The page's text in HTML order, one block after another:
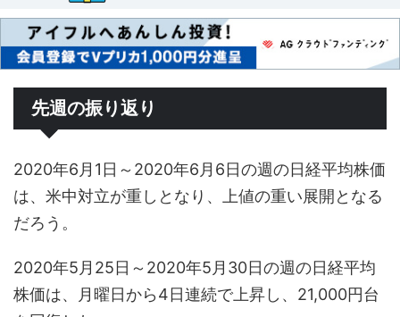
先週の振り返り
2020年6月1日～2020年6月6日の週の日経平均株価
は、米中対立が重しとなり、上値の重い展開となる
だろう。
2020年5月25日～2020年5月30日の週の日経平均
株価は、月曜日から4日連続で上昇し、21,000円台